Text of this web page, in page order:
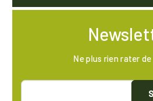
Ne plus rien rater